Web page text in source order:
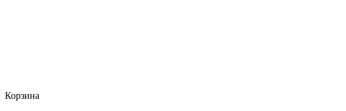
Корзина